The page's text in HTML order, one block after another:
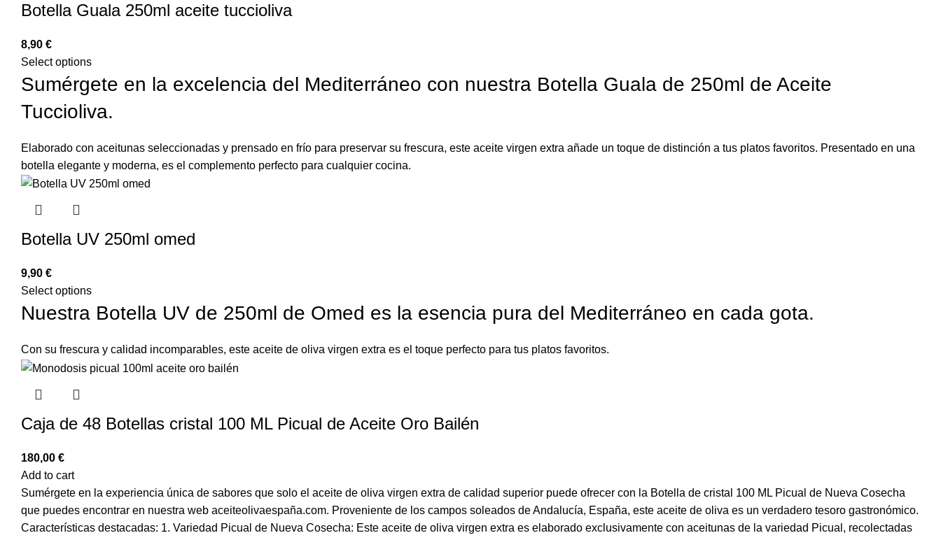
Botella Guala 250ml aceite tuccioliva
€
Select options
Sumérgete en la excelencia del Mediterráneo con nuestra Botella Guala de 250ml de Aceite
Tuccioliva.
Elaborado con aceitunas seleccionadas y prensado en frío para preservar su frescura, este aceite virgen extra añade un toque de distinción a tus platos favoritos. Presentado en una
botella elegante y moderna, es el complemento perfecto para cualquier cocina.
Botella UV 250ml omed
€
Select options
Nuestra Botella UV de 250ml de Omed es la esencia pura del Mediterráneo en cada gota.
Con su frescura y calidad incomparables, este aceite de oliva virgen extra es el toque perfecto para tus platos favoritos.
Caja de 48 Botellas cristal 100 ML Picual de Aceite Oro Bailén
€
Add to cart
Sumérgete en la experiencia única de sabores que solo el aceite de oliva virgen extra de calidad superior puede ofrecer con la Botella de cristal 100 ML Picual de Nueva Cosecha
que puedes encontrar en nuestra web aceiteolivaespaña.com. Proveniente de los campos soleados de Andalucía, España, este aceite de oliva es un verdadero tesoro gastronómico.
Características destacadas: 1. Variedad Picual de Nueva Cosecha: Este aceite de oliva virgen extra es elaborado exclusivamente con aceitunas de la variedad Picual, recolectadas